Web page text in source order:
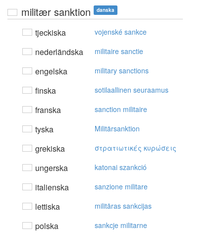
militær sanktion danska
tjeckiska vojenské sankce
nederländska militaire sanctie
engelska military sanctions
finska sotilaallinen seuraamus
franska sanction militaire
tyska Militärsanktion
grekiska στρατιωτικές κυρώσεις
ungerska katonai szankció
italienska sanzione militare
lettiska militāras sankcijas
polska sankcje militarne